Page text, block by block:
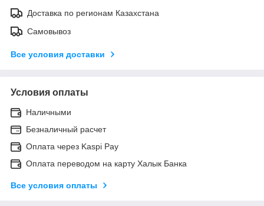
Доставка по регионам Казахстана
Самовывоз
Все условия доставки
Условия оплаты
Наличными
Безналичный расчет
Оплата через Kaspi Pay
Оплата переводом на карту Халык Банка
Все условия оплаты